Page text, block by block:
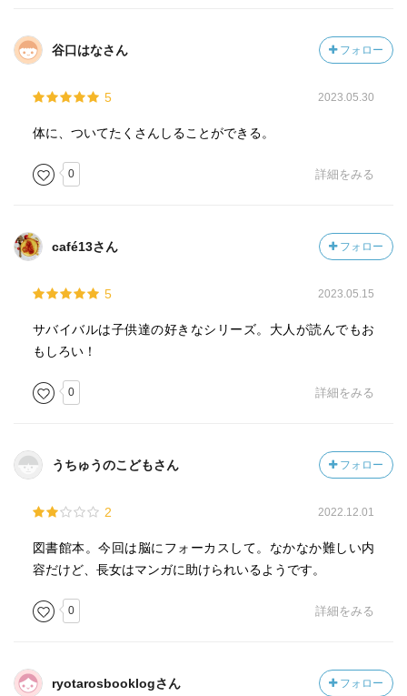
谷口はなさん フォロー
5 2023.05.30
体に、ついてたくさんしることができる。
0 詳細をみる
café13さん フォロー
5 2023.05.15
サバイバルは子供達の好きなシリーズ。大人が読んでもお
もしろい！
0 詳細をみる
うちゅうのこどもさん フォロー
2 2022.12.01
図書館本。今回は脳にフォーカスして。なかなか難しい内
容だけど、長女はマンガに助けられいるようです。
0 詳細をみる
ryotarosbooklogさん フォロー